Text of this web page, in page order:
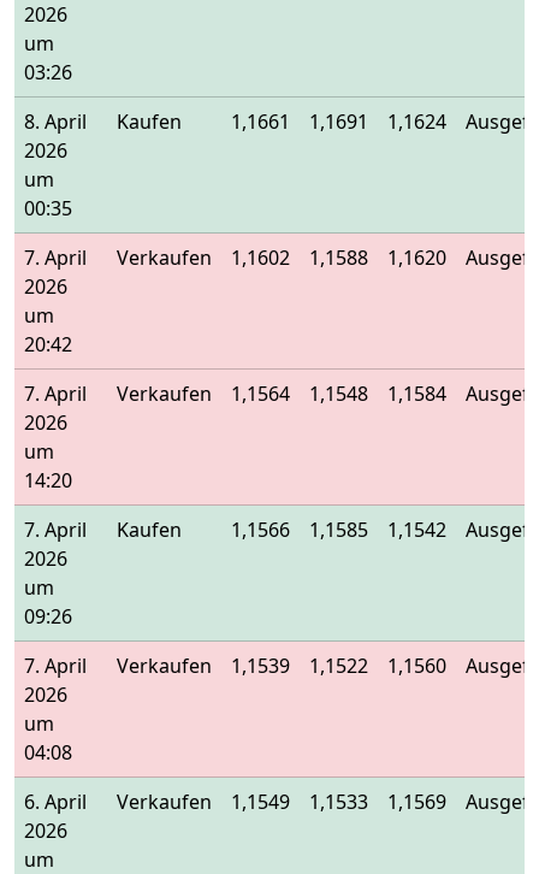
2026
um
03:26
8. April
2026
um
00:35
Kaufen 1,1661 1,1691 1,1624
7. April
2026
um
20:42
Verkaufen 1,1602 1,1588 1,1620
7. April
2026
um
14:20
Verkaufen 1,1564 1,1548 1,1584
7. April
2026
um
09:26
Kaufen 1,1566 1,1585 1,1542
7. April
2026
um
04:08
Verkaufen 1,1539 1,1522 1,1560
6. April
2026
um
Verkaufen 1,1549 1,1533 1,1569